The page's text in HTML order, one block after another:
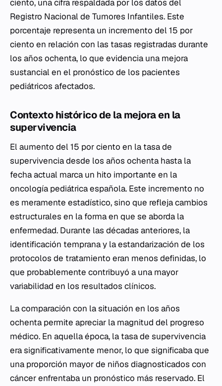
ciento, una cifra respaldada por los datos del
Registro Nacional de Tumores Infantiles. Este
porcentaje representa un incremento del 15 por
ciento en relación con las tasas registradas durante
los años ochenta, lo que evidencia una mejora
sustancial en el pronóstico de los pacientes
pediátricos afectados.
Contexto histórico de la mejora en la
supervivencia
El aumento del 15 por ciento en la tasa de
supervivencia desde los años ochenta hasta la
fecha actual marca un hito importante en la
oncología pediátrica española. Este incremento no
es meramente estadístico, sino que refleja cambios
estructurales en la forma en que se aborda la
enfermedad. Durante las décadas anteriores, la
identificación temprana y la estandarización de los
protocolos de tratamiento eran menos definidas, lo
que probablemente contribuyó a una mayor
variabilidad en los resultados clínicos.
La comparación con la situación en los años
ochenta permite apreciar la magnitud del progreso
médico. En aquella época, la tasa de supervivencia
era significativamente menor, lo que significaba que
una proporción mayor de niños diagnosticados con
cáncer enfrentaba un pronóstico más reservado. El